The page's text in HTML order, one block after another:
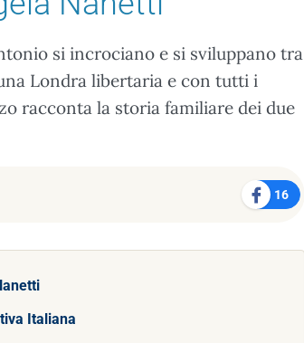
si incrociano e si sviluppano tra
Londra libertaria e con tutti i
racconta la storia familiare dei due
16
Italiana